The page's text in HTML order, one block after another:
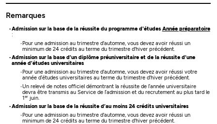
Remarques
Admission sur la base de la réussite du programme d'études Année préparatoire
:
Pour une admission au trimestre d'automne, vous devez avoir réussi un
minimum de 24 crédits au terme du trimestre d'hiver précédent.
Admission sur la base d’un diplôme préuniversitaire et de la réussite d’une
année d’études universitaires
Pour une admission au trimestre d'automne, vous devez avoir réussi votre
année d’études universitaires au terme du trimestre d'hiver précédent.
Un relevé de notes officiel démontrant la réussite de l’année universitaire
devra être transmis au Service de l’admission et du recrutement au plus tard le
1er juin.
Admission sur la base de la réussite d’au moins 24 crédits universitaires
Pour une admission au trimestre d'automne, vous devez avoir réussi un
minimum de 24 crédits au terme du trimestre d'hiver précédent.